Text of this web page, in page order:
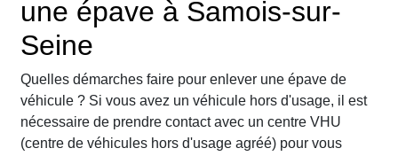
une épave à Samois-sur-
Seine
Quelles démarches faire pour enlever une épave de
véhicule ? Si vous avez un véhicule hors d'usage, il est
nécessaire de prendre contact avec un centre VHU
(centre de véhicules hors d'usage agréé) pour vous